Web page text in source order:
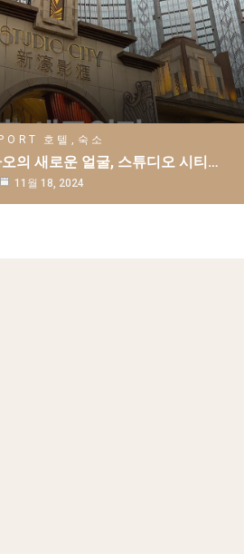
호텔,숙소
의 새로운 얼굴, 스튜디오 시티…
11월 18, 2024